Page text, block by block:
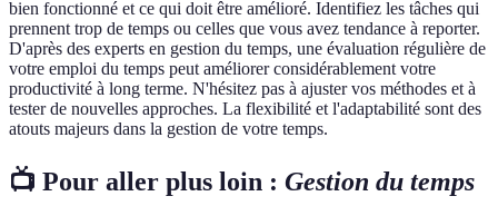
bien fonctionné et ce qui doit être amélioré. Identifiez les tâches qui
prennent trop de temps ou celles que vous avez tendance à reporter.
D'après des experts en gestion du temps, une évaluation régulière de
votre emploi du temps peut améliorer considérablement votre
productivité à long terme. N'hésitez pas à ajuster vos méthodes et à
tester de nouvelles approches. La flexibilité et l'adaptabilité sont des
atouts majeurs dans la gestion de votre temps.
📺 Pour aller plus loin : Gestion du temps